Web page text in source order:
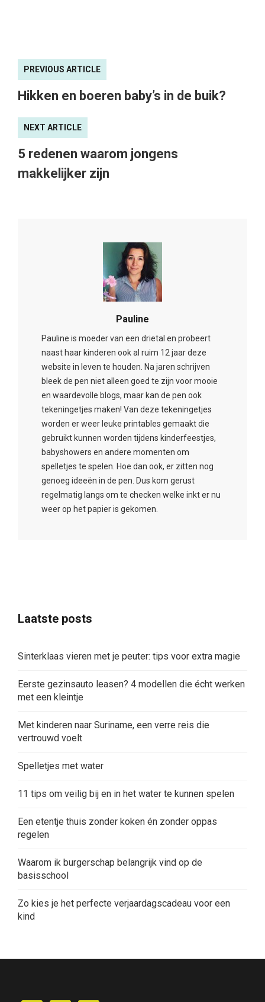
PREVIOUS ARTICLE
Hikken en boeren baby’s in de buik?
NEXT ARTICLE
5 redenen waarom jongens
makkelijker zijn
Pauline
Pauline is moeder van een drietal en probeert
naast haar kinderen ook al ruim 12 jaar deze
website in leven te houden. Na jaren schrijven
bleek de pen niet alleen goed te zijn voor mooie
en waardevolle blogs, maar kan de pen ook
tekeningetjes maken! Van deze tekeningetjes
worden er weer leuke printables gemaakt die
gebruikt kunnen worden tijdens kinderfeestjes,
babyshowers en andere momenten om
spelletjes te spelen. Hoe dan ook, er zitten nog
genoeg ideeën in de pen. Dus kom gerust
regelmatig langs om te checken welke inkt er nu
weer op het papier is gekomen.
Laatste posts
Sinterklaas vieren met je peuter: tips voor extra magie
Eerste gezinsauto leasen? 4 modellen die écht werken
met een kleintje
Met kinderen naar Suriname, een verre reis die
vertrouwd voelt
Spelletjes met water
11 tips om veilig bij en in het water te kunnen spelen
Een etentje thuis zonder koken én zonder oppas
regelen
Waarom ik burgerschap belangrijk vind op de
basisschool
Zo kies je het perfecte verjaardagscadeau voor een
kind